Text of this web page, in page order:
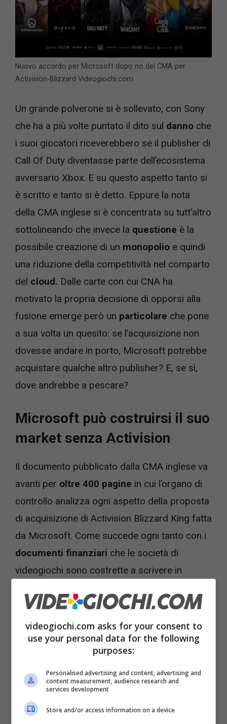
Nuovo accordo per Microsoft dopo no del CMA per
Activision-Blizzard Videogiochi.com
Un grande polverone si è sollevato, con Sony
che ha a più volte puntato il dito sul danno che
i suoi giocatori riceverebbero se il publisher di
Call Of Duty diventasse parte dell’ecosistema
avversario Xbox. E su questo aspetto tanto si
è scritto e tanto si è detto. Eppure la nota
della CMA inglese si è concentrata su tutt’altro
sottolineando che invece la questione è la
possibile creazione di un monopolio e quindi
una riduzione della competitività nel comparto
del cloud. Dalle carte con cui CNA ha
motivato la propria decisione di opporsi alla
fusione emerge però un particolare che pone
a sua volta un quesito: se l’acquisizione non
dovesse andare in porto, Microsoft potrebbe
acquistare qualche altro publisher? E, se sì,
dove andrebbe a pescare?
Microsoft può costruirsi il suo
market senza Activision
Il documento pubblicato dalla CMA inglese va
avanti per oltre 400 pagine in cui l’organo di
controllo analizza ogni aspetto della proposta
di acquisizione di Activision Blizzard King fatta
da Microsoft. Come succede ogni tanto con i
documenti finanziari che le società di
videogiochi sono costrette a scrivere in
anche in questo documento è stato
rintracciato un elemento molto interessante.
videogiochi.com asks for your consent to
use your personal data for the following
purposes:
Personalised advertising and content, advertising and
content measurement, audience research and
services development
Store and/or access information on a device